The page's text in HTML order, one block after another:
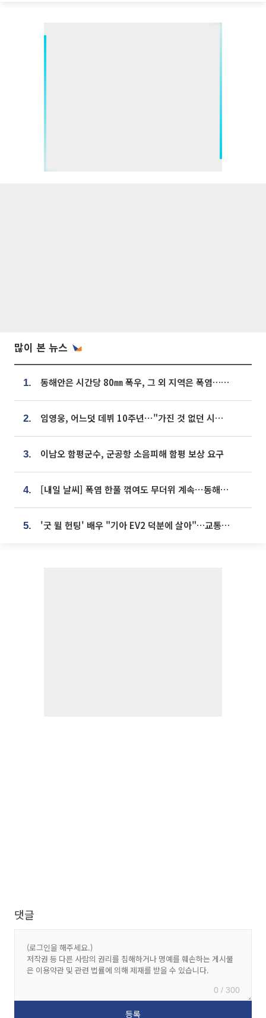
많이 본 뉴스
1. 동해안은 시간당 80㎜ 폭우, 그 외 지역은 폭염…‘극과 극 날씨’
2. 임영웅, 어느덧 데뷔 10주년⋯"가진 것 없던 시절, 내 앞엔 20명의 팬뿐"
3. 이남오 함평군수, 군공항 소음피해 함평 보상 요구
4. [내일 날씨] 폭염 한풀 꺾여도 무더위 계속⋯동해안 이틀 연속 비
5. '굿 윌 헌팅' 배우 "기아 EV2 덕분에 살아"…교통사고 후 안전성 극찬
댓글
0 / 300